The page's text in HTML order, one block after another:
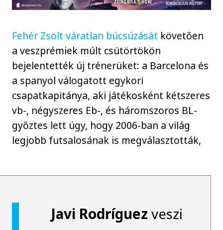
Fehér Zsolt váratlan búcsúzását követően
a veszprémiek múlt csütörtökön
bejelentették új trénerüket: a Barcelona és
a spanyol válogatott egykori
csapatkapitánya, aki játékosként kétszeres
vb-, négyszeres Eb-, és háromszoros BL-
győztes lett úgy, hogy 2006-ban a világ
legjobb futsalosának is megválasztották,
Javi Rodríguez veszi